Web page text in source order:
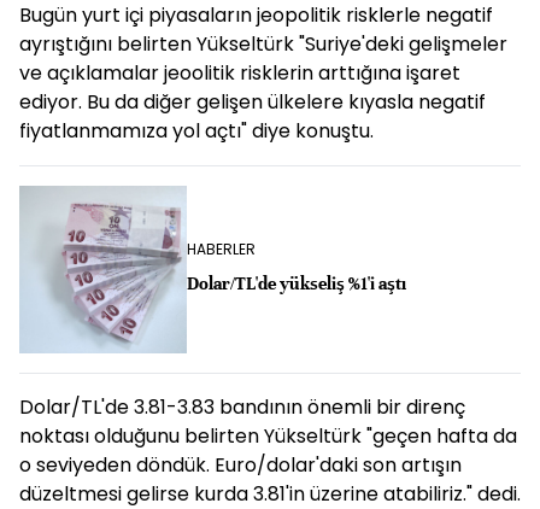
Bugün yurt içi piyasaların jeopolitik risklerle negatif
ayrıştığını belirten Yükseltürk "Suriye'deki gelişmeler
ve açıklamalar jeoolitik risklerin arttığına işaret
ediyor. Bu da diğer gelişen ülkelere kıyasla negatif
fiyatlanmamıza yol açtı" diye konuştu.
HABERLER
Dolar/TL'de yükseliş %1'i aştı
Dolar/TL'de 3.81-3.83 bandının önemli bir direnç
noktası olduğunu belirten Yükseltürk "geçen hafta da
o seviyeden döndük. Euro/dolar'daki son artışın
düzeltmesi gelirse kurda 3.81'in üzerine atabiliriz." dedi.